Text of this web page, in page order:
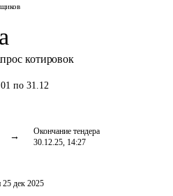
котировок
по 31.12
Окончание тендера
30.12.25, 14:27
25 дек 2025